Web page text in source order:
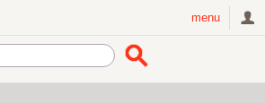
menu